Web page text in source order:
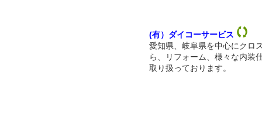
(有）ダイコーサービス
愛知県、岐阜県を中心にクロ
ら、リフォーム、様々な内装
取り扱っております。